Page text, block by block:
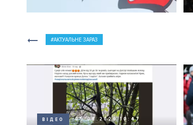
АКТУАЛЬНЕ ЗАРАЗ
ВІДЕО 05.08.2026 10:47